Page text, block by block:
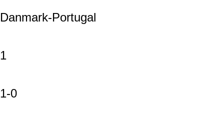
Danmark-Portugal
1
1-0